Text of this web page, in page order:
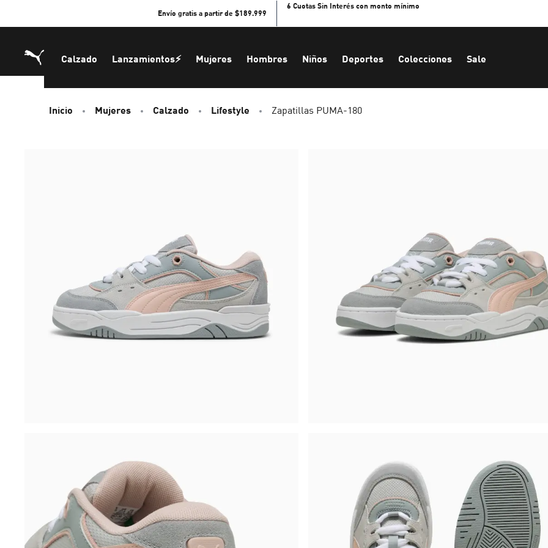
Envío gratis a partir de $189.999
6 Cuotas Sin Interés con monto mínimo
Calzado Lanzamientos⚡ Mujeres Hombres Niños Deportes Colecciones Sale
Inicio Mujeres Calzado Lifestyle Zapatillas PUMA-180